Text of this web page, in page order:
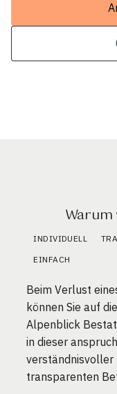
INDIVIDUELL
EINFACH
Beim Verlust
können Sie auf
Alpenblick
in dieser
verständnisvoller
transparenten